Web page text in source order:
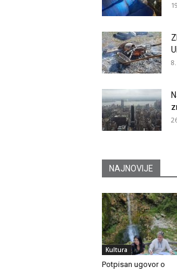
NAJNOVIJE
Kultura
Potpisan ugovor o